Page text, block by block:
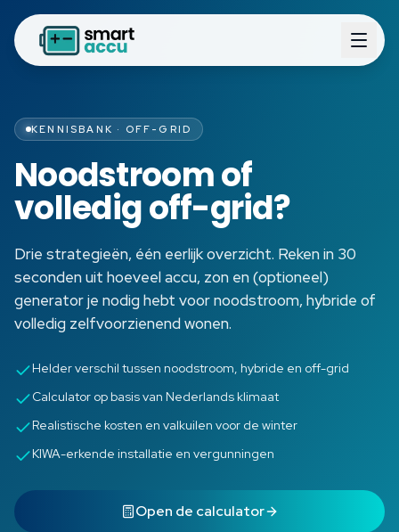
KENNISBANK · OFF-GRID
Noodstroom of
volledig off-grid?
Drie strategieën, één eerlijk overzicht. Reken in 30
seconden uit hoeveel accu, zon en (optioneel)
generator je nodig hebt voor noodstroom, hybride of
volledig zelfvoorzienend wonen.
Helder verschil tussen noodstroom, hybride en off-grid
Calculator op basis van Nederlands klimaat
Realistische kosten en valkuilen voor de winter
KIWA-erkende installatie en vergunningen
Open de calculator